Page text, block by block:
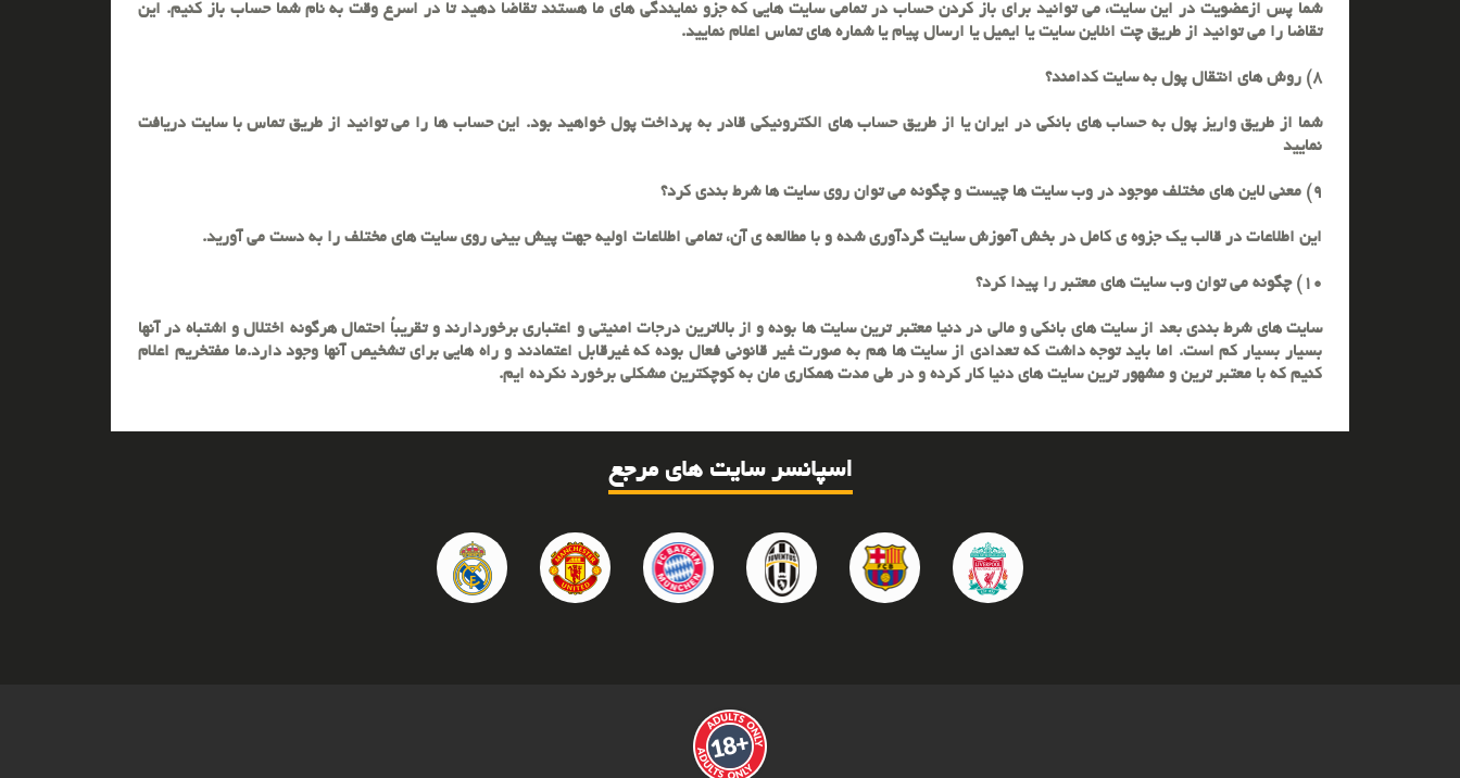
شما پس ازعضویت در این سایت، می توانید برای باز کردن حساب در تمامی سایت هایی که جزو نمایندگی های ما هستند تقاضا دهید تا در اسرع وقت به نام شما حساب باز کنیم. این
تقاضا را می توانید از طریق چت انلاین سایت یا ایمیل یا ارسال پیام یا شماره های تماس اعلام نمایید.
8) روش های انتقال پول به سایت کدامند؟
شما از طریق واریز پول به حساب های بانکی در ایران یا از طریق حساب های الکترونیکی قادر به پرداخت پول خواهید بود. این حساب ها را می توانید از طریق تماس با سایت دریافت
نمایید
9) معنی لاین های مختلف موجود در وب سایت ها چیست و چگونه می توان روی سایت ها شرط بندی کرد؟
این اطلاعات در قالب یک جزوه ی کامل در بخش آموزش سایت گردآوری شده و با مطالعه ی آن، تمامی اطلاعات اولیه جهت پیش بینی روی سایت های مختلف را به دست می آورید.
10) چگونه می توان وب سایت های معتبر را پیدا کرد؟
سایت های شرط بندی بعد از سایت های بانکی و مالی در دنیا معتبر ترین سایت ها بوده و از بالاترین درجات امنیتی و اعتباری برخوردارند و تقریباُ احتمال هرگونه اختلال و اشتباه در آنها
بسیار بسیار کم است. اما باید توجه داشت که تعدادی از سایت ها هم به صورت غیر قانونی فعال بوده که غیرقابل اعتمادند و راه هایی برای تشخیص آنها وجود دارد.ما مفتخریم اعلام
کنیم که با معتبر ترین و مشهور ترین سایت های دنیا کار کرده و در طی مدت همکاری مان به کوچکترین مشکلی برخورد نکرده ایم.
اسپانسر سایت های مرجع